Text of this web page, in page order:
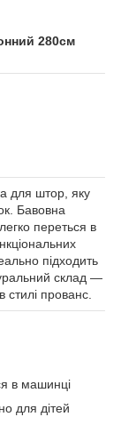
280см
для штор, яку
Бавовна
переться в
підходить
склад —
стилі прованс.
в машинці
для дітей